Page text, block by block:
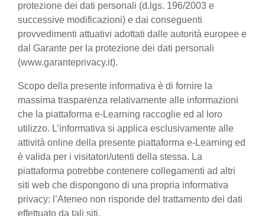
protezione dei dati personali (d.lgs. 196/2003 e
successive modificazioni) e dai conseguenti
provvedimenti attuativi adottati dalle autorità europee e
dal Garante per la protezione dei dati personali
(www.garanteprivacy.it).
Scopo della presente informativa è di fornire la
massima trasparenza relativamente alle informazioni
che la piattaforma e-Learning raccoglie ed al loro
utilizzo. L’informativa si applica esclusivamente alle
attività online della presente piattaforma e-Learning ed
è valida per i visitatori/utenti della stessa. La
piattaforma potrebbe contenere collegamenti ad altri
siti web che dispongono di una propria informativa
privacy: l’Ateneo non risponde del trattamento dei dati
effettuato da tali siti.